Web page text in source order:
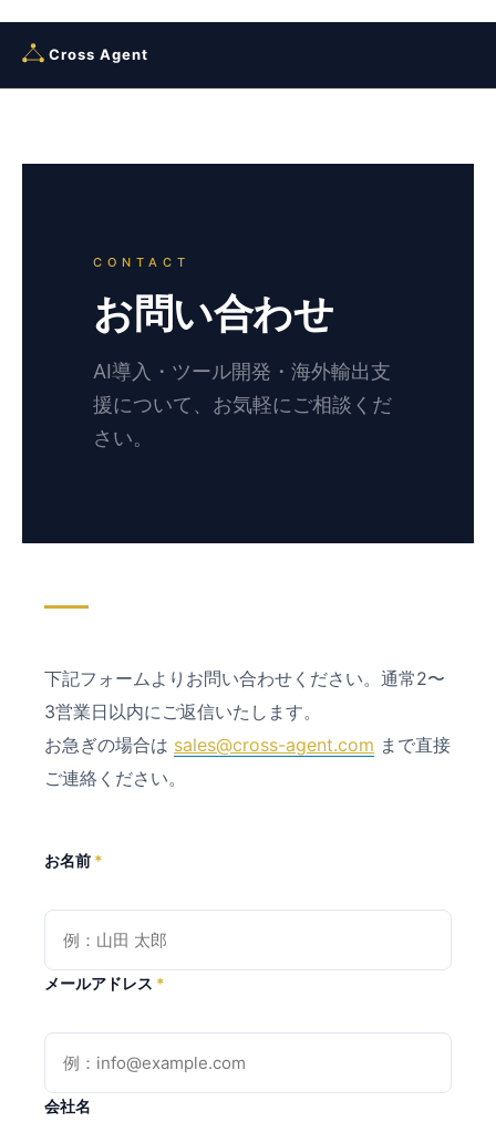
content
Cross Agent
CONTACT
お問い合わせ
AI導入・ツール開発・海外輸出支
援について、お気軽にご相談くだ
さい。
下記フォームよりお問い合わせください。通常2〜
3営業日以内にご返信いたします。
お急ぎの場合は sales@cross-agent.com まで直接
ご連絡ください。
お名前 *
メールアドレス *
会社名